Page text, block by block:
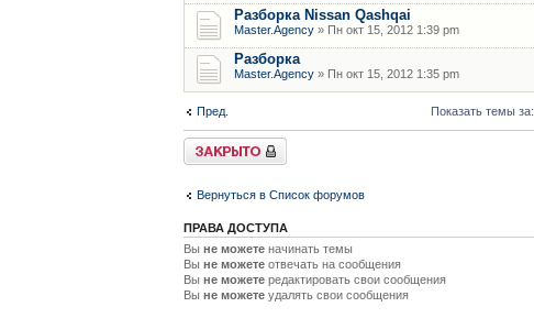
Разборка Nissan Qashqai
Master.Agency » Пн окт 15, 2012 1:39 pm
Разборка
Master.Agency » Пн окт 15, 2012 1:35 pm
Пред. Показать темы за:
Форум закрыт
Вернуться в Список форумов
ПРАВА ДОСТУПА
Вы не можете начинать темы
Вы не можете отвечать на сообщения
Вы не можете редактировать свои сообщения
Вы не можете удалять свои сообщения